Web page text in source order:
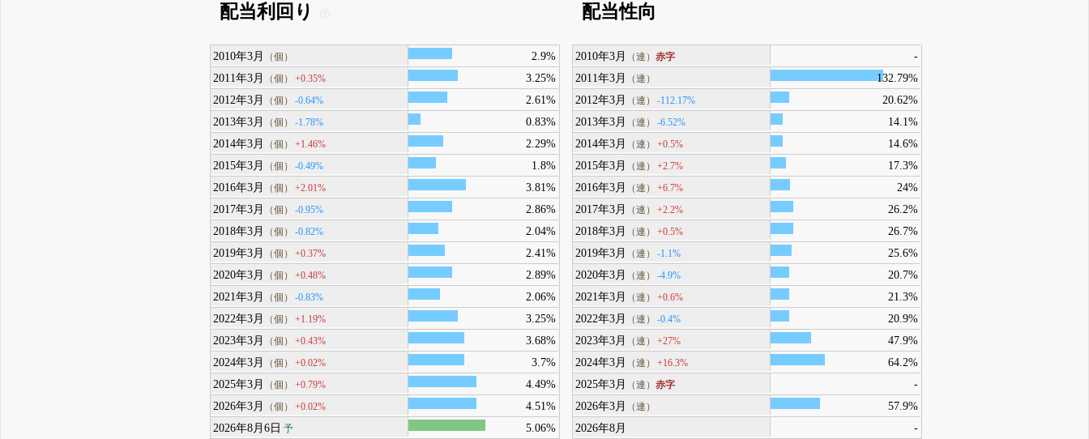
配当利回り
2010年3月 （個）
2.9%
2011年3月
（個） +0.35%
3.25%
2012年3月
（個） -0.64%
2.61%
2013年3月
（個） -1.78%
0.83%
2014年3月
（個） +1.46%
2.29%
2015年3月
（個） -0.49%
1.8%
2016年3月
（個） +2.01%
3.81%
2017年3月
（個） -0.95%
2.86%
2018年3月
（個） -0.82%
2.04%
2019年3月
（個） +0.37%
2.41%
2020年3月
（個） +0.48%
2.89%
2021年3月
（個） -0.83%
2.06%
2022年3月
（個） +1.19%
3.25%
2023年3月
（個） +0.43%
3.68%
2024年3月
（個） +0.02%
3.7%
2025年3月
（個） +0.79%
4.49%
2026年3月
（個） +0.02%
4.51%
2026年8月6日 予 5.06%
配当性向
2010年3月 （連）赤字
-
2011年3月
（連）
132.79%
2012年3月
（連） -112.17%
20.62%
2013年3月
（連） -6.52%
14.1%
2014年3月
（連） +0.5%
14.6%
2015年3月
（連） +2.7%
17.3%
2016年3月
（連） +6.7%
24%
2017年3月
（連） +2.2%
26.2%
2018年3月
（連） +0.5%
26.7%
2019年3月
（連） -1.1%
25.6%
2020年3月
（連） -4.9%
20.7%
2021年3月
（連） +0.6%
21.3%
2022年3月
（連） -0.4%
20.9%
2023年3月
（連） +27%
47.9%
2024年3月
（連） +16.3%
64.2%
2025年3月
（連）赤字
-
2026年3月
（連）
57.9%
2026年8月
-